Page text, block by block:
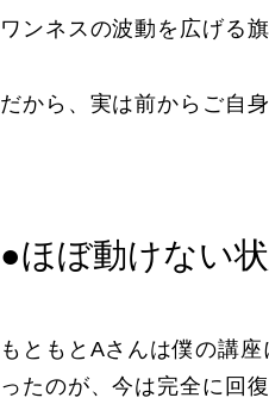
ワンネスの波動を広げる
だから、実は前からご自
●ほぼ動けない
もともとAさんは僕の講
ったのが、今は完全に回